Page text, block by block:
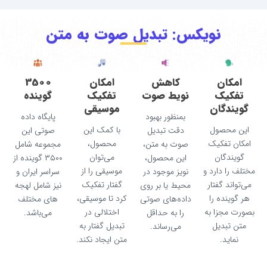
تبدیل صوت به متن
کاهش
نویط صوت
بمنظور بهبود
دقت تبدیل
صوت به متن،
این محصول،
نویز موجود در
محیط یا بر روی
داده‌های صوتی
را به حداقل
می‌رساند.
امکان
تفکیک
با کمک این
محصول،
می‌توان
موسیقی را از
گفتار تفکیک
کرد تا موسیقی،
اختلالی در
تبدیل گفتار به
3500
گوینده
پایگاه داده
صوتی این
مجموعه شامل
۳۵۰۰ گوینده از
سراسر ایران و
نیز شامل لهجه
های مختلف
می‌باشد.